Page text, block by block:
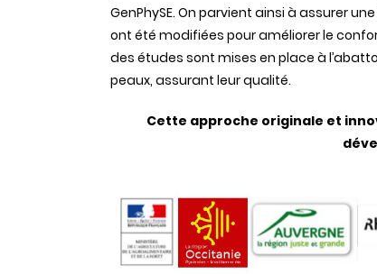
GenPhySE. On parvient ainsi à assurer
ont été modifiées pour améliorer le
des études sont mises en place à
peaux, assurant leur qualité.
Cette approche originale et